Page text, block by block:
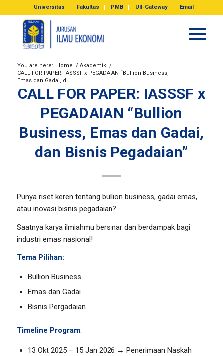
Universitas Fakultas PMB UII-Gateway Email
You are here: Home / Akademik /
CALL FOR PAPER: IASSSF x PEGADAIAN “Bullion Business,
Emas dan Gadai, d...
CALL FOR PAPER: IASSSF x
PEGADAIAN “Bullion
Business, Emas dan Gadai,
dan Bisnis Pegadaian”
Punya riset keren tentang bullion business, gadai emas,
atau inovasi bisnis pegadaian?
Saatnya karya ilmiahmu bersinar dan berdampak bagi
industri emas nasional!
Tema Pilihan:
Bullion Business
Emas dan Gadai
Bisnis Pergadaian
Timeline Program:
13 Okt 2025 – 15 Jan 2026 → Penerimaan Naskah